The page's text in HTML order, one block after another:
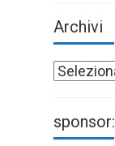
Archivi
Archivi
sponsor: